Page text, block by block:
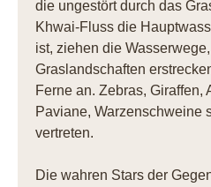
die ungestört durch das
Khwai-Fluss die
ist, ziehen die
Graslandschaften
Ferne an. Zebras, Giraffen,
Paviane, Warzenschweine
vertreten.
Die wahren Stars der